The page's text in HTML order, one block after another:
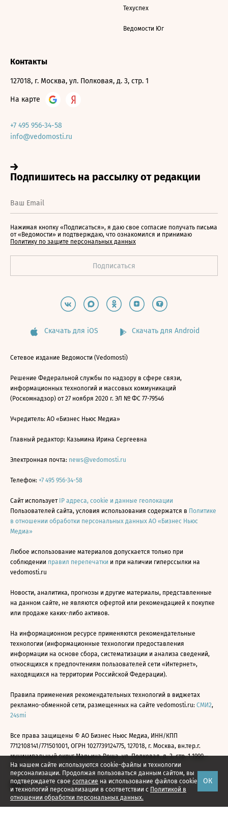
На нашем сайте используются cookie-файлы и технологии
персонализации. Продолжая пользоваться данным сайтом, вы
подтверждаете свое согласие на использование файлов cookie
и технологий персонализации в соответствии с Политикой в
отношении обработки персональных данных.
ОК
Техуспех
Ведомости Юг
Контакты
127018, г. Москва, ул. Полковая, д. 3, стр. 1
На карте
+7 495 956-34-58
info@vedomosti.ru
Нажимая кнопку «Подписаться», я даю свое согласие получать письма
от «Ведомости» и подтверждаю, что ознакомился и принимаю
Политику по защите персональных данных
Скачать для iOS Скачать для Android
Сетевое издание Ведомости (Vedomosti)
Решение Федеральной службы по надзору в сфере связи,
информационных технологий и массовых коммуникаций
(Роскомнадзор) от 27 ноября 2020 г. ЭЛ № ФС 77-79546
Учредитель: АО «Бизнес Ньюс Медиа»
Главный редактор: Казьмина Ирина Сергеевна
Электронная почта: news@vedomosti.ru
Телефон: +7 495 956-34-58
Сайт использует IP адреса, cookie и данные геолокации
Пользователей сайта, условия использования содержатся в Политике
в отношении обработки персональных данных АО «Бизнес Ньюс
Медиа»
Любое использование материалов допускается только при
соблюдении правил перепечатки и при наличии гиперссылки на
vedomosti.ru
Новости, аналитика, прогнозы и другие материалы, представленные
на данном сайте, не являются офертой или рекомендацией к покупке
или продаже каких-либо активов.
На информационном ресурсе применяются рекомендательные
технологии (информационные технологии предоставления
информации на основе сбора, систематизации и анализа сведений,
относящихся к предпочтениям пользователей сети «Интернет»,
находящихся на территории Российской Федерации).
Правила применения рекомендательных технологий в виджетах
рекламно-обменной сети, размещенных на сайте vedomosti.ru: СМИ2,
24smi
Все права защищены © АО Бизнес Ньюс Медиа, ИНН/КПП
7712108141/771501001, ОГРН 1027739124775, 127018, г. Москва, вн.тер.г.
муниципальный округ Марьина Роща, ул. Полковая, д. 3, стр. 1 1999—
2026